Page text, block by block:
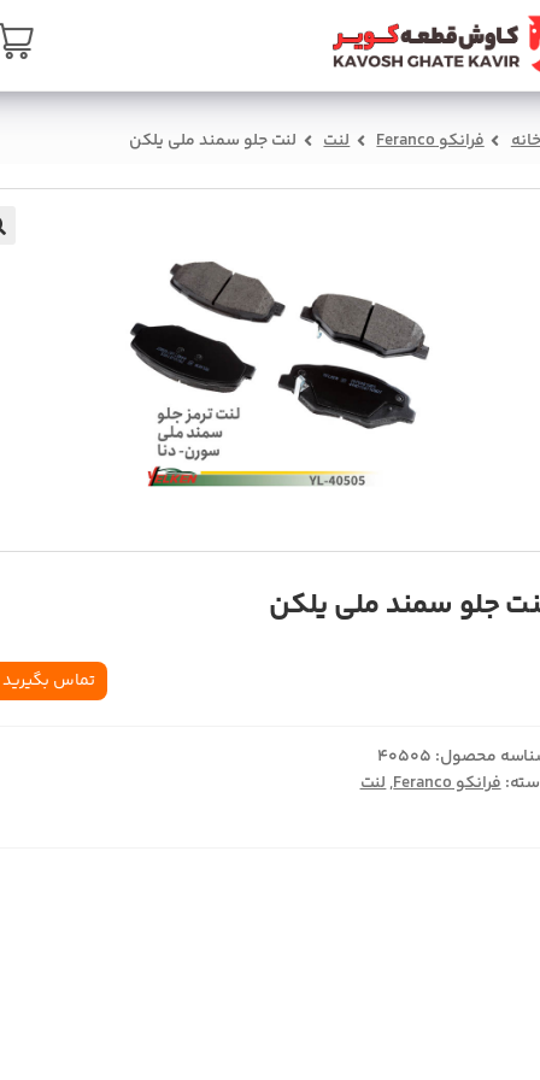
اصلی
سبد خرید درباره ما تماس با ما
خانه فرانکو Feranco لنت لنت جلو سمند ملی یلکن
جلو سمند ملی یلکن
تماس بگیرید
محصول: 40505
فرانکو Feranco ,لنت